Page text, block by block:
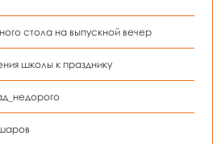
стола на выпускной вечер
школы к празднику